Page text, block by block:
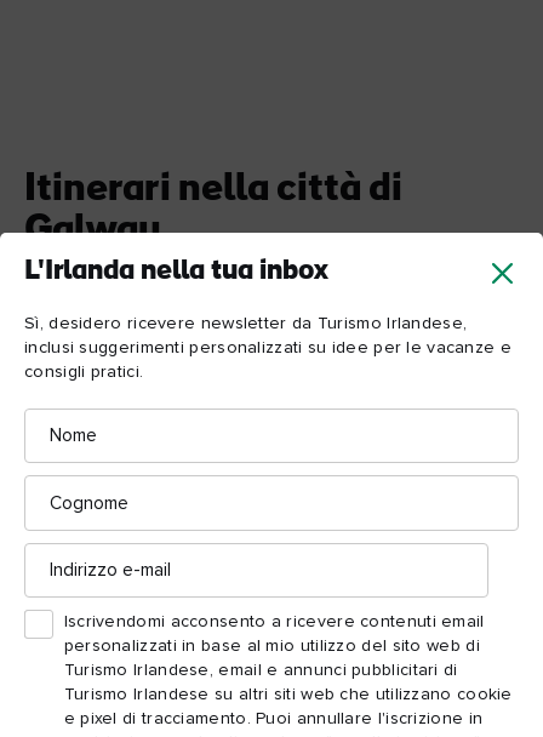
L'Irlanda nella tua inbox
Sì, desidero ricevere newsletter da Turismo Irlandese,
inclusi suggerimenti personalizzati su idee per le vacanze e
consigli pratici.
Nome
Cognome
Indirizzo
Iscrivendomi acconsento a ricevere contenuti email
personalizzati in base al mio utilizzo del sito web di
Turismo Irlandese, email e annunci pubblicitari di
Turismo Irlandese su altri siti web che utilizzano cookie
e pixel di tracciamento. Puoi annullare l'iscrizione in
Itinerari nella città di
Galway
a Galway, in Irlanda? Abbiamo tutto quello che ti serve
sapere, dai luoghi imperdibili alle migliori gite di un
giorno da Galway. Partiamo.
IDEA DI VIAGGIO
Galway e dintorni
IDEA DI
Da